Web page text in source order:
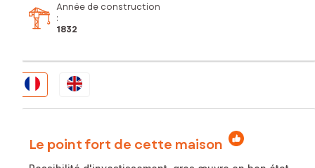
Année de construction
:
1832
Le point fort de cette maison